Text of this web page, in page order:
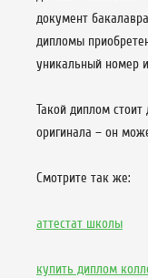
документ
дипломы
уникальный номер
Такой диплом
оригинала – он
Смотрите так же:
аттестат школы
купить диплом